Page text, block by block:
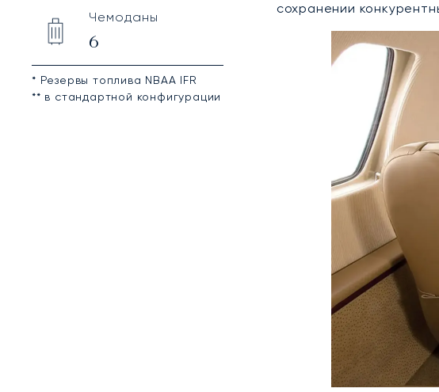
Чемоданы
6
* Резервы топлива NBAA IFR
** в стандартной конфигурации
сохранении